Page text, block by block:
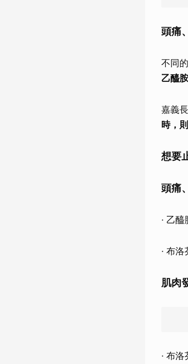
頭痛
不同
乙醯
嘉義
時，
想要
頭痛
· 乙
· 布
肌肉
· 布洛